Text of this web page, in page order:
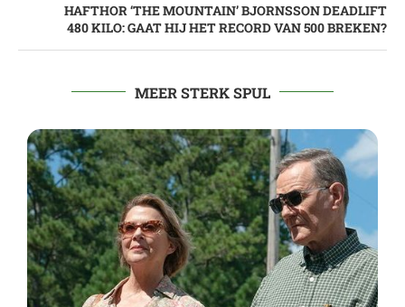
HAFTHOR ‘THE MOUNTAIN’ BJORNSSON DEADLIFT
480 KILO: GAAT HIJ HET RECORD VAN 500 BREKEN?
MEER STERK SPUL